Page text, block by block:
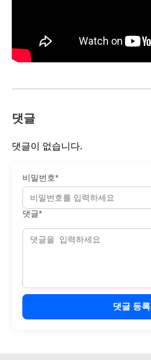
댓글
댓글이 없습니다.
비밀번호*
댓글*
댓글 등록